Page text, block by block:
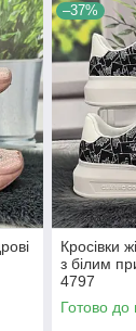
–37%
Кросівки
з білим
4797
Готово до